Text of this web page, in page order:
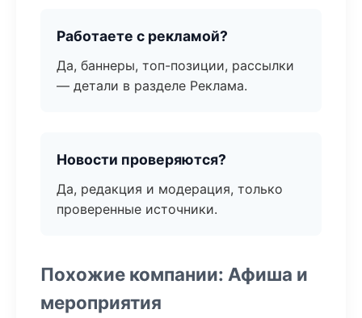
Работаете с рекламой?
Да, баннеры, топ-позиции, рассылки
— детали в разделе Реклама.
Новости проверяются?
Да, редакция и модерация, только
проверенные источники.
Похожие компании: Афиша и
мероприятия